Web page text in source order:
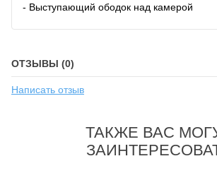
- Выступающий ободок над камерой
ОТЗЫВЫ (0)
Написать отзыв
ТАКЖЕ ВАС